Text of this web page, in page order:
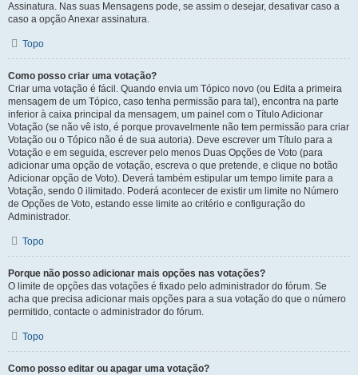
Assinatura. Nas suas Mensagens pode, se assim o desejar, desativar caso a
caso a opção Anexar assinatura.
Topo
Como posso criar uma votação?
Criar uma votação é fácil. Quando envia um Tópico novo (ou Edita a primeira
mensagem de um Tópico, caso tenha permissão para tal), encontra na parte
inferior à caixa principal da mensagem, um painel com o Título Adicionar
Votação (se não vê isto, é porque provavelmente não tem permissão para criar
Votação ou o Tópico não é de sua autoria). Deve escrever um Título para a
Votação e em seguida, escrever pelo menos Duas Opções de Voto (para
adicionar uma opção de votação, escreva o que pretende, e clique no botão
Adicionar opção de Voto). Deverá também estipular um tempo limite para a
Votação, sendo 0 ilimitado. Poderá acontecer de existir um limite no Número
de Opções de Voto, estando esse limite ao critério e configuração do
Administrador.
Topo
Porque não posso adicionar mais opções nas votações?
O limite de opções das votações é fixado pelo administrador do fórum. Se
acha que precisa adicionar mais opções para a sua votação do que o número
permitido, contacte o administrador do fórum.
Topo
Como posso editar ou apagar uma votação?